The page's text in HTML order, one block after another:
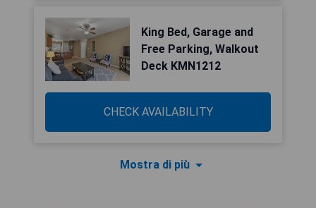
King Bed, Garage and
Free Parking, Walkout
Deck KMN1212
CHECK AVAILABILITY
Mostra di più